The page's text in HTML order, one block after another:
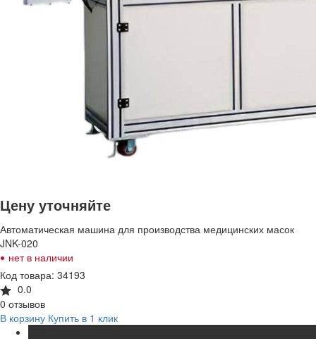
Цену уточняйте
Автоматическая машина для производства медицинских масок
JNK-020
• нет в наличии
Код товара: 34193
0.0
0 отзывов
В корзину Купить в 1 клик